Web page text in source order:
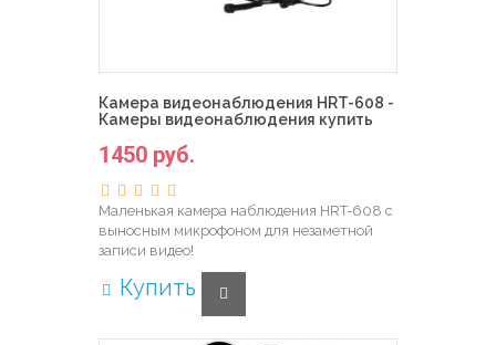
Камера видеонаблюдения HRT-608 -
Камеры видеонаблюдения купить
1450 руб.
Маленькая камера наблюдения HRT-608 с
выносным микрофоном для незаметной
записи видео!
Купить